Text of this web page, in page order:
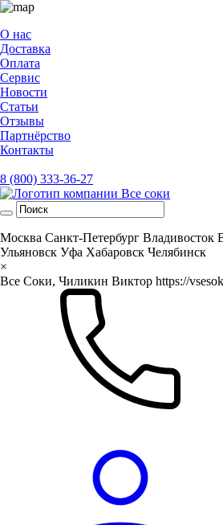
О нас
Доставка
Оплата
Сервис
Новости
Статьи
Отзывы
Партнёрство
Контакты
8 (800) 333-36-27
Москва Санкт-Петербург Владивосток
Ульяновск Уфа Хабаровск Челябинск
×
Все Соки, Чиликин Виктор https://